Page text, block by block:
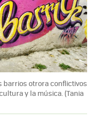
barrios otrora conflictivos
y la música. (Tania